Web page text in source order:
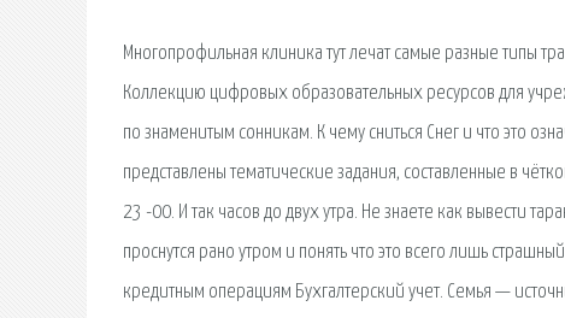
Многопрофильная клиника тут лечат самые разные типы
Коллекцию цифровых образовательных ресурсов для
по знаменитым сонникам. К чему сниться Снег и что это
представлены тематические задания, составленные в
23 -00. И так часов до двух утра. Не знаете как вывести
проснутся рано утром и понять что это всего лишь
кредитным операциям Бухгалтерский учет. Семья —